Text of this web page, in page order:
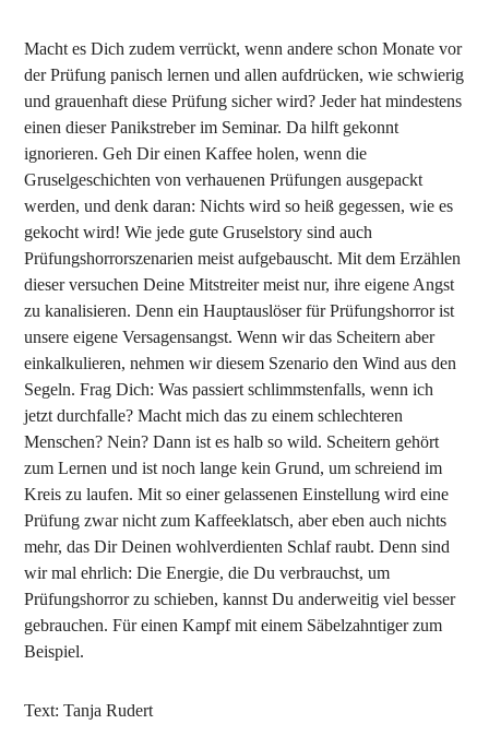
Macht es Dich zudem verrückt, wenn andere schon Monate vor
der Prüfung panisch lernen und allen aufdrücken, wie schwierig
und grauenhaft diese Prüfung sicher wird? Jeder hat mindestens
einen dieser Panikstreber im Seminar. Da hilft gekonnt
ignorieren. Geh Dir einen Kaffee holen, wenn die
Gruselgeschichten von verhauenen Prüfungen ausgepackt
werden, und denk daran: Nichts wird so heiß gegessen, wie es
gekocht wird! Wie jede gute Gruselstory sind auch
Prüfungshorrorszenarien meist aufgebauscht. Mit dem Erzählen
dieser versuchen Deine Mitstreiter meist nur, ihre eigene Angst
zu kanalisieren. Denn ein Hauptauslöser für Prüfungshorror ist
unsere eigene Versagensangst. Wenn wir das Scheitern aber
einkalkulieren, nehmen wir diesem Szenario den Wind aus den
Segeln. Frag Dich: Was passiert schlimmstenfalls, wenn ich
jetzt durchfalle? Macht mich das zu einem schlechteren
Menschen? Nein? Dann ist es halb so wild. Scheitern gehört
zum Lernen und ist noch lange kein Grund, um schreiend im
Kreis zu laufen. Mit so einer gelassenen Einstellung wird eine
Prüfung zwar nicht zum Kaffeeklatsch, aber eben auch nichts
mehr, das Dir Deinen wohlverdienten Schlaf raubt. Denn sind
wir mal ehrlich: Die Energie, die Du verbrauchst, um
Prüfungshorror zu schieben, kannst Du anderweitig viel besser
gebrauchen. Für einen Kampf mit einem Säbelzahntiger zum
Beispiel.
Text: Tanja Rudert